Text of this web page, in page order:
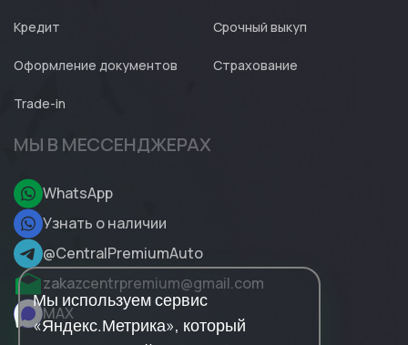
Кредит Срочный выкуп
Оформление документов Страхование
Trade-in
МЫ В МЕССЕНДЖЕРАХ
WhatsApp
Узнать о наличии
@CentralPremiumAuto
zakazcentrpremium@gmail.com
MAX
Мы используем сервис
«Яндекс.Метрика», который